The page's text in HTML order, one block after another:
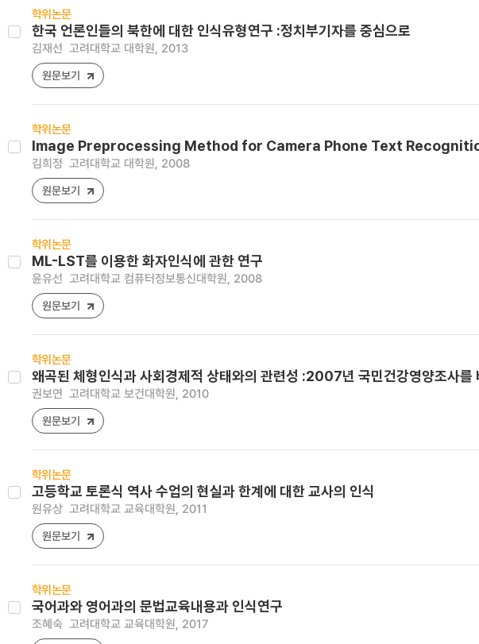
학위논문
한국 언론인들의 북한에 대한 인식유형연구 :정치부기자를 중심으로
김재선 고려대학교 대학원, 2013
원문보기
학위논문
Image Preprocessing Method for Camera Phone Text
김희정 고려대학교 대학원, 2008
원문보기
학위논문
ML-LST를 이용한 화자인식에 관한 연구
윤유선 고려대학교 컴퓨터정보통신대학원, 2008
원문보기
학위논문
왜곡된 체형인식과 사회경제적 상태와의 관련성 :2007년 국민건강영양조사를
권보연 고려대학교 보건대학원, 2010
원문보기
학위논문
고등학교 토론식 역사 수업의 현실과 한계에 대한 교사의 인식
원유상 고려대학교 교육대학원, 2011
원문보기
학위논문
국어과와 영어과의 문법교육내용과 인식연구
조혜숙 고려대학교 교육대학원, 2017